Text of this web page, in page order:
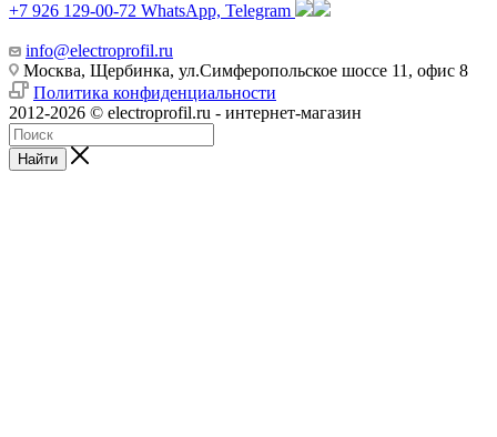
+7 926 129-00-72 WhatsApp, Telegram
info@electroprofil.ru
Москва, Щербинка, ул.Симферопольское шоссе 11, офис 8
Политика конфиденциальности
2012-2026 © electroprofil.ru - интернет-магазин
Найти